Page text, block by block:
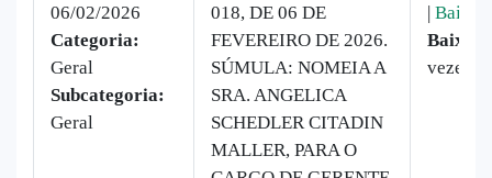
06/02/2026
Categoria:
Geral
Subcategoria:
Geral
018, DE 06 DE
FEVEREIRO DE 2026.
SÚMULA: NOMEIA A
SRA. ANGELICA
SCHEDLER CITADIN
MALLER, PARA O
| Baixar
vezes